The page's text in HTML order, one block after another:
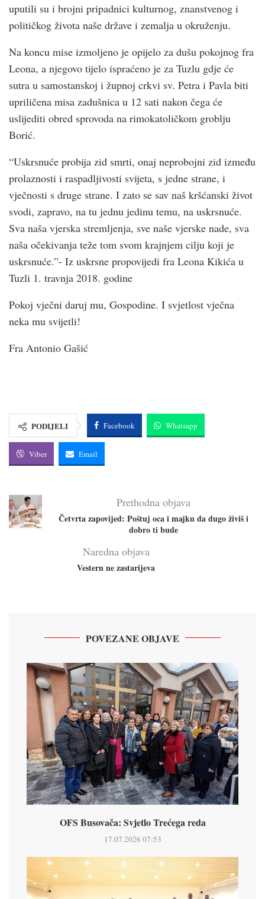
uputili su i brojni pripadnici kulturnog, znanstvenog i
političkog života naše države i zemalja u okruženju.
Na koncu mise izmoljeno je opijelo za dušu pokojnog fra
Leona, a njegovo tijelo ispraćeno je za Tuzlu gdje će
sutra u samostanskoj i župnoj crkvi sv. Petra i Pavla biti
upriličena misa zadušnica u 12 sati nakon čega će
uslijediti obred sprovoda na rimokatoličkom groblju
Borić.
“Uskrsnuće probija zid smrti, onaj neprobojni zid između
prolaznosti i raspadljivosti svijeta, s jedne strane, i
vječnosti s druge strane. I zato se sav naš kršćanski život
svodi, zapravo, na tu jednu jedinu temu, na uskrsnuće.
Sva naša vjerska stremljenja, sve naše vjerske nade, sva
naša očekivanja teže tom svom krajnjem cilju koji je
uskrsnuće.”- Iz uskrsne propovijedi fra Leona Kikića u
Tuzli 1. travnja 2018. godine
Pokoj vječni daruj mu, Gospodine. I svjetlost vječna
neka mu svijetli!
Fra Antonio Gašić
PODIJELI Facebook Whatsapp
Viber Email
Prethodna objava
Četvrta zapovijed: Poštuj oca i majku da dugo živiš i
dobro ti bude
Naredna objava
Vestern ne zastarijeva
POVEZANE OBJAVE
OFS Busovača: Svjetlo Trećega reda
17.07.2026 07:53